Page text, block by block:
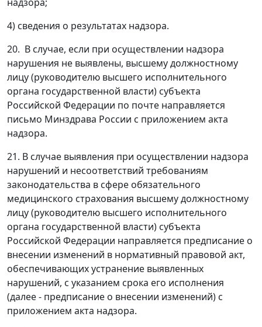
4) сведения о результатах надзора.
20. В случае, если при осуществлении надзора
нарушения не выявлены, высшему должностному
лицу (руководителю высшего исполнительного
органа государственной власти) субъекта
Российской Федерации по почте направляется
письмо Минздрава России с приложением акта
надзора.
21. В случае выявления при осуществлении надзора
нарушений и несоответствий требованиям
законодательства в сфере обязательного
медицинского страхования высшему должностному
лицу (руководителю высшего исполнительного
органа государственной власти) субъекта
Российской Федерации направляется предписание о
внесении изменений в нормативный правовой акт,
обеспечивающих устранение выявленных
нарушений, с указанием срока его исполнения
(далее - предписание о внесении изменений) с
приложением акта надзора.